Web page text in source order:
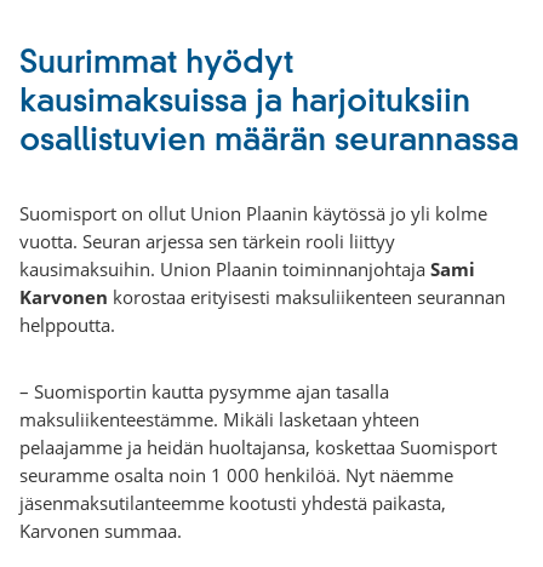
Suurimmat hyödyt
kausimaksuissa ja harjoituksiin
osallistuvien määrän seurannassa
Suomisport on ollut Union Plaanin käytössä jo yli kolme
vuotta. Seuran arjessa sen tärkein rooli liittyy
kausimaksuihin. Union Plaanin toiminnanjohtaja Sami
Karvonen korostaa erityisesti maksuliikenteen seurannan
helppoutta.
– Suomisportin kautta pysymme ajan tasalla
maksuliikenteestämme. Mikäli lasketaan yhteen
pelaajamme ja heidän huoltajansa, koskettaa Suomisport
seuramme osalta noin 1 000 henkilöä. Nyt näemme
jäsenmaksutilanteemme kootusti yhdestä paikasta,
Karvonen summaa.